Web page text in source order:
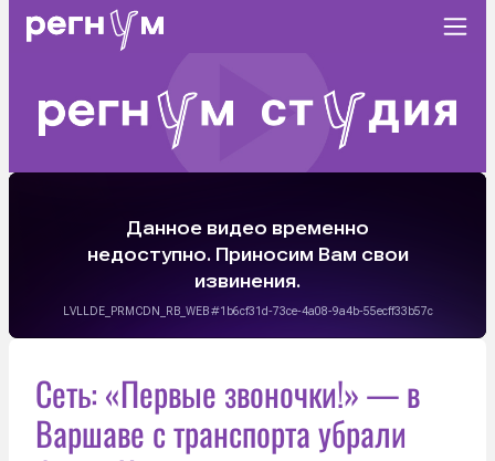
Сеть: «Первые звоночки!» — в
Варшаве с транспорта убрали